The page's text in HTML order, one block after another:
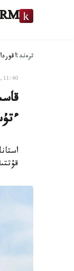
ترەند:اقوردا
11:40, 17 مامىر 2026